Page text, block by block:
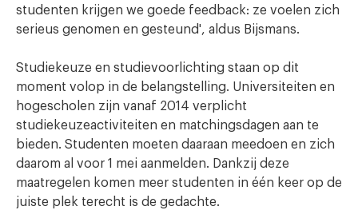
studenten krijgen we goede feedback: ze voelen zich
serieus genomen en gesteund', aldus Bijsmans.
Studiekeuze en studievoorlichting staan op dit
moment volop in de belangstelling. Universiteiten en
hogescholen zijn vanaf 2014 verplicht
studiekeuzeactiviteiten en matchingsdagen aan te
bieden. Studenten moeten daaraan meedoen en zich
daarom al voor 1 mei aanmelden. Dankzij deze
maatregelen komen meer studenten in één keer op de
juiste plek terecht is de gedachte.